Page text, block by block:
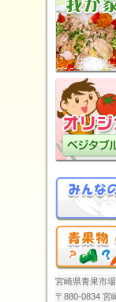
宮崎県青果市
〒880-0834 宮